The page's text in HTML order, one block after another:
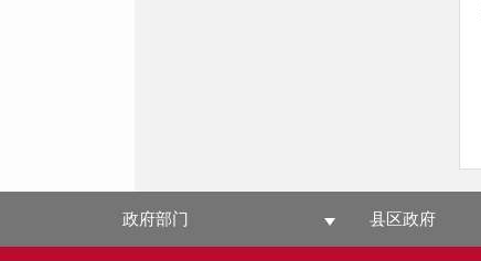
政府部门 县区政府